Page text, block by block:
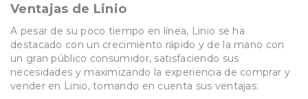
Ventajas de Linio
A pesar de su poco tiempo en línea, Linio se ha
destacado con un crecimiento rápido y de la mano con
un gran público consumidor, satisfaciendo sus
necesidades y maximizando la experiencia de comprar y
vender en Linio, tomando en cuenta sus ventajas: